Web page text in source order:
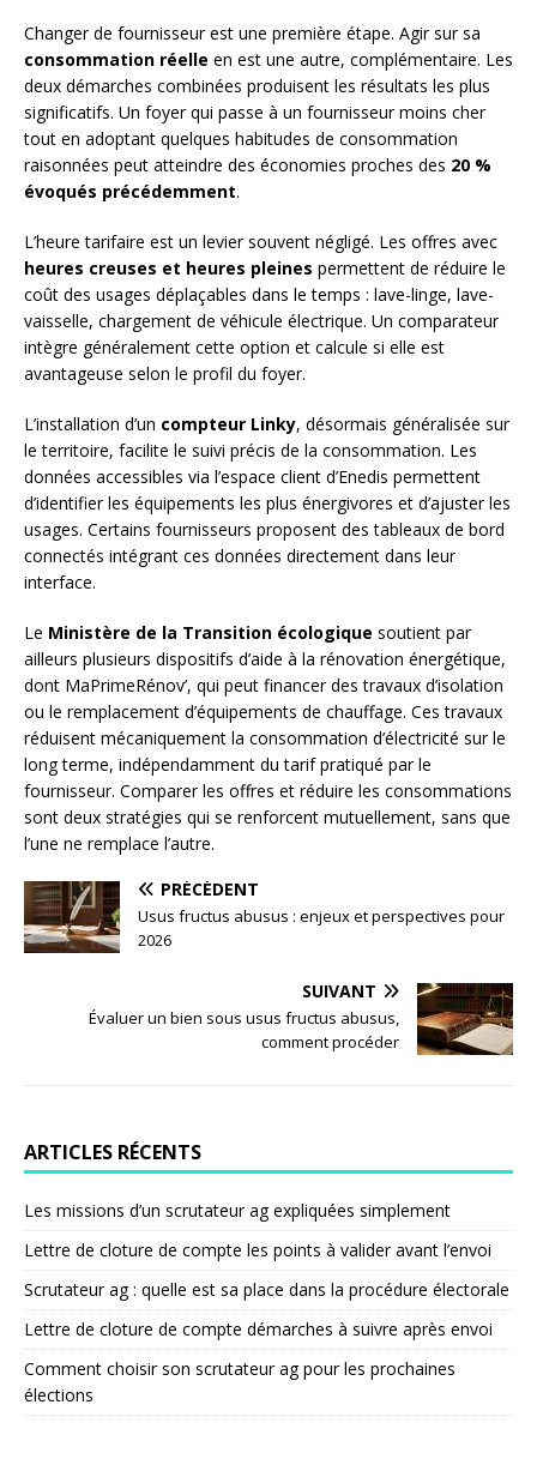
Changer de fournisseur est une première étape. Agir sur sa
consommation réelle en est une autre, complémentaire. Les
deux démarches combinées produisent les résultats les plus
significatifs. Un foyer qui passe à un fournisseur moins cher
tout en adoptant quelques habitudes de consommation
raisonnées peut atteindre des économies proches des 20 %
évoqués précédemment.
L’heure tarifaire est un levier souvent négligé. Les offres avec
heures creuses et heures pleines permettent de réduire le
coût des usages déplaçables dans le temps : lave-linge, lave-
vaisselle, chargement de véhicule électrique. Un comparateur
intègre généralement cette option et calcule si elle est
avantageuse selon le profil du foyer.
L’installation d’un compteur Linky, désormais généralisée sur
le territoire, facilite le suivi précis de la consommation. Les
données accessibles via l’espace client d’Enedis permettent
d’identifier les équipements les plus énergivores et d’ajuster les
usages. Certains fournisseurs proposent des tableaux de bord
connectés intégrant ces données directement dans leur
interface.
Le Ministère de la Transition écologique soutient par
ailleurs plusieurs dispositifs d’aide à la rénovation énergétique,
dont MaPrimeRénov’, qui peut financer des travaux d’isolation
ou le remplacement d’équipements de chauffage. Ces travaux
réduisent mécaniquement la consommation d’électricité sur le
long terme, indépendamment du tarif pratiqué par le
fournisseur. Comparer les offres et réduire les consommations
sont deux stratégies qui se renforcent mutuellement, sans que
l’une ne remplace l’autre.
PRÉCÉDENT
Usus fructus abusus : enjeux et perspectives pour
2026
SUIVANT
Évaluer un bien sous usus fructus abusus,
comment procéder
ARTICLES RÉCENTS
Les missions d’un scrutateur ag expliquées simplement
Lettre de cloture de compte les points à valider avant l’envoi
Scrutateur ag : quelle est sa place dans la procédure électorale
Lettre de cloture de compte démarches à suivre après envoi
Comment choisir son scrutateur ag pour les prochaines
élections